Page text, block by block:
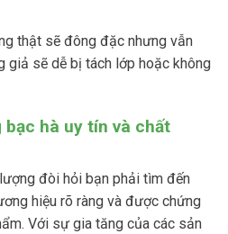
thật sẽ đông đặc nhưng vẫn
giả sẽ dễ bị tách lớp hoặc không
hà uy tín và chất
đòi hỏi bạn phải tìm đến
hiệu rõ ràng và được chứng
Với sự gia tăng của các sản